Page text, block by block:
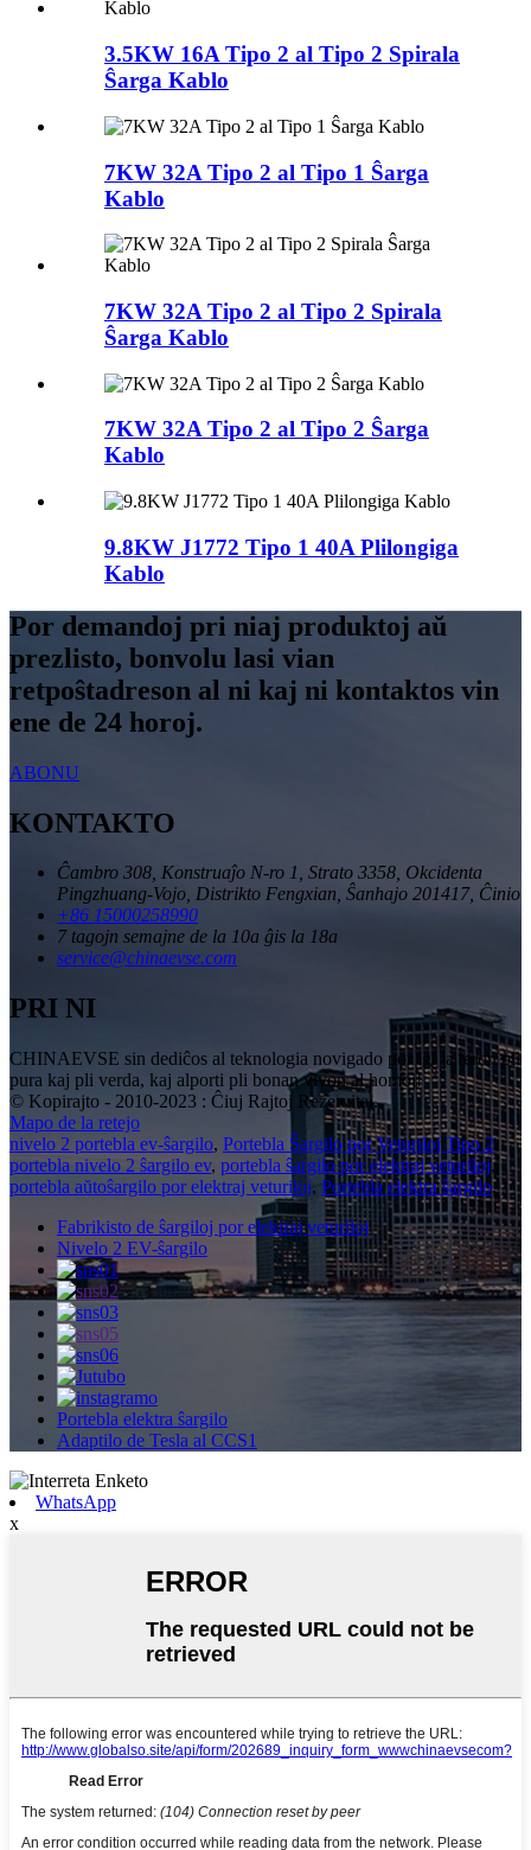
3.5KW 16A Tipo 2 al Tipo 2 Spirala
Ŝarga Kablo
7KW 32A Tipo 2 al Tipo 1 Ŝarga
Kablo
7KW 32A Tipo 2 al Tipo 2 Spirala
Ŝarga Kablo
7KW 32A Tipo 2 al Tipo 2 Ŝarga
Kablo
9.8KW J1772 Tipo 1 40A Plilongiga
Kablo
Por demandoj pri niaj produktoj aŭ
prezlisto, bonvolu lasi vian
retpoŝtadreson al ni kaj ni kontaktos vin
ene de 24 horoj.
ABONU
KONTAKTO
Ĉambro 308, Konstruaĵo N-ro 1, Strato 3358, Okcidenta
Pingzhuang-Vojo, Distrikto Fengxian, Ŝanhajo 201417, Ĉinio
+86 15000258990
7 tagojn semajne de la 10a ĝis la 18a
service@chinaevse.com
PRI NI
CHINAEVSE sin dediĉos al teknologia novigado por igi la teron pli
pura kaj pli verda, kaj alporti pli bonan vivon al homoj!
© Kopirajto - 2010-2023 : Ĉiuj Rajtoj Rezervitaj.
Mapo de la retejo
nivelo 2 portebla ev-ŝargilo, Portebla Ŝargilo por Veturiloj Tipo 2,
portebla nivelo 2 ŝargilo ev, portebla ŝargilo por elektraj veturiloj,
portebla aŭtoŝargilo por elektraj veturiloj, Portebla elektra ŝargilo,
Fabrikisto de ŝargiloj por elektraj veturiloj
Nivelo 2 EV-ŝargilo
Portebla elektra ŝargilo
Adaptilo de Tesla al CCS1
WhatsApp
x